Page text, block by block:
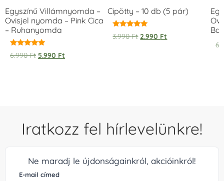
Egyszínű Villámnyomda –
Ovisjel nyomda – Pink Cica
– Ruhanyomda
Értékelés:
5.00
6.990Ft 5.990 Ft
Cipötty – 10 db (5 pár)
Értékelés:
5.00
3.990Ft 2.990 Ft
Iratkozz fel hírlevelünkre!
Ne maradj le újdonságainkról, akcióinkról!
E-mail címed